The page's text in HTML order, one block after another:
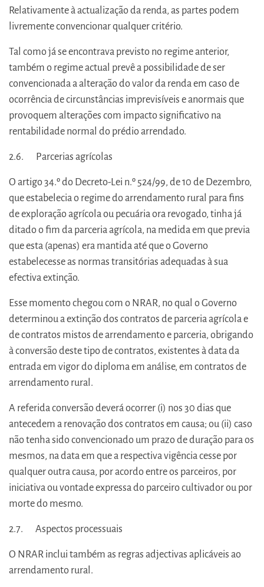
Relativamente à actualização da renda, as partes podem
livremente convencionar qualquer critério.
Tal como já se encontrava previsto no regime anterior,
também o regime actual prevê a possibilidade de ser
convencionada a alteração do valor da renda em caso de
ocorrência de circunstâncias imprevisíveis e anormais que
provoquem alterações com impacto significativo na
rentabilidade normal do prédio arrendado.
2.6. Parcerias agrícolas
O artigo 34.º do Decreto-Lei n.º 524/99, de 10 de Dezembro,
que estabelecia o regime do arrendamento rural para fins
de exploração agrícola ou pecuária ora revogado, tinha já
ditado o fim da parceria agrícola, na medida em que previa
que esta (apenas) era mantida até que o Governo
estabelecesse as normas transitórias adequadas à sua
efectiva extinção.
Esse momento chegou com o NRAR, no qual o Governo
determinou a extinção dos contratos de parceria agrícola e
de contratos mistos de arrendamento e parceria, obrigando
à conversão deste tipo de contratos, existentes à data da
entrada em vigor do diploma em análise, em contratos de
arrendamento rural.
A referida conversão deverá ocorrer (i) nos 30 dias que
antecedem a renovação dos contratos em causa; ou (ii) caso
não tenha sido convencionado um prazo de duração para os
mesmos, na data em que a respectiva vigência cesse por
qualquer outra causa, por acordo entre os parceiros, por
iniciativa ou vontade expressa do parceiro cultivador ou por
morte do mesmo.
2.7. Aspectos processuais
O NRAR inclui também as regras adjectivas aplicáveis ao
arrendamento rural.